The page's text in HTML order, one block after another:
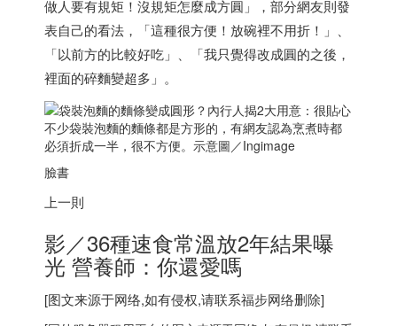
做人要有規矩！沒規矩怎麼成方圓」，部分網友則發
表自己的看法，「這種很方便！放碗裡不用折！」、
「以前方的比較好吃」、「我只覺得改成圓的之後，
裡面的碎麵變超多」。
不少袋裝泡麵的麵條都是方形的，有網友認為烹煮時都
必須折成一半，很不方便。示意圖／Ingimage
臉書
上一則
影／36種速食常溫放2年結果曝
光 營養師：你還愛嗎
[图文来源于网络,如有侵权,请联系福步网络删除]